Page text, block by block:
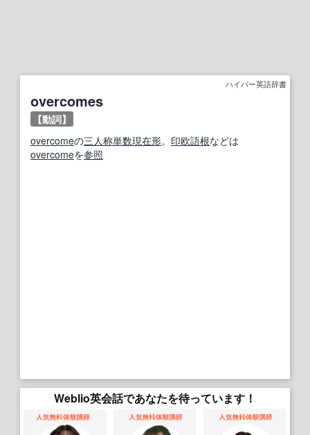
ハイパー英語辞書
overcomes
【動詞】
overcomeの三人称単数現在形。 印欧語根などは
overcomeを参照
Weblio英会話であなたを待っています！